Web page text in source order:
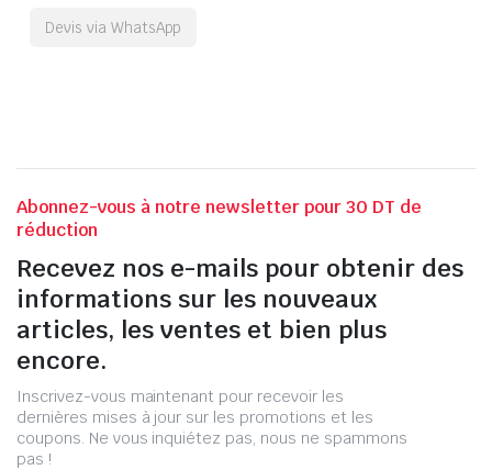
Devis via WhatsApp
Abonnez-vous à notre newsletter pour 30 DT de
réduction
Recevez nos e-mails pour obtenir des
informations sur les nouveaux
articles, les ventes et bien plus
encore.
Inscrivez-vous maintenant pour recevoir les
dernières mises à jour sur les promotions et les
coupons. Ne vous inquiétez pas, nous ne spammons
pas !